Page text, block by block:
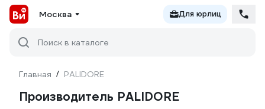
Москва Для юрлиц
Поиск в каталоге
Главная / PALIDORE
Производитель PALIDORE